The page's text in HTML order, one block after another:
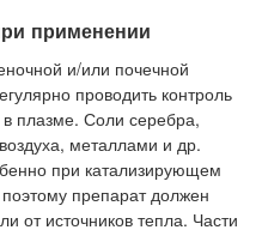
применении
и/или почечной
проводить контроль
плазме. Соли серебра,
металлами и др.
при катализирующем
препарат должен
от источников тепла. Части